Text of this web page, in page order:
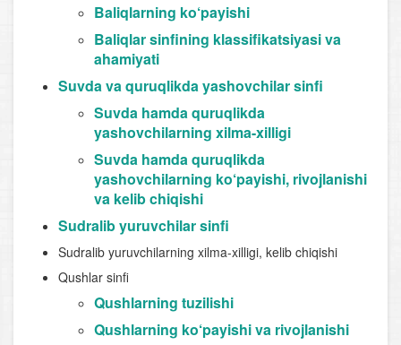
Baliqlarning ko‘payishi
Baliqlar sinfining klassifikatsiyasi va
ahamiyati
Suvda va quruqlikda yashovchilar sinfi
Suvda hamda quruqlikda
yashovchilarning xilma-xilligi
Suvda hamda quruqlikda
yashovchilarning ko‘payishi, rivojlanishi
va kelib chiqishi
Sudralib yuruvchilar sinfi
Sudralib yuruvchilarning xilma-xilligi, kelib chiqishi
Qushlar sinfi
Qushlarning tuzilishi
Qushlarning ko‘payishi va rivojlanishi